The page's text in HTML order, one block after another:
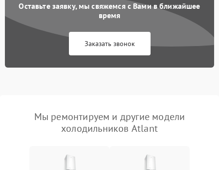
Оставьте заявку, мы свяжемся с Вами в ближайшее
время
Заказать звонок
Мы ремонтируем и другие модели
холодильников Atlant